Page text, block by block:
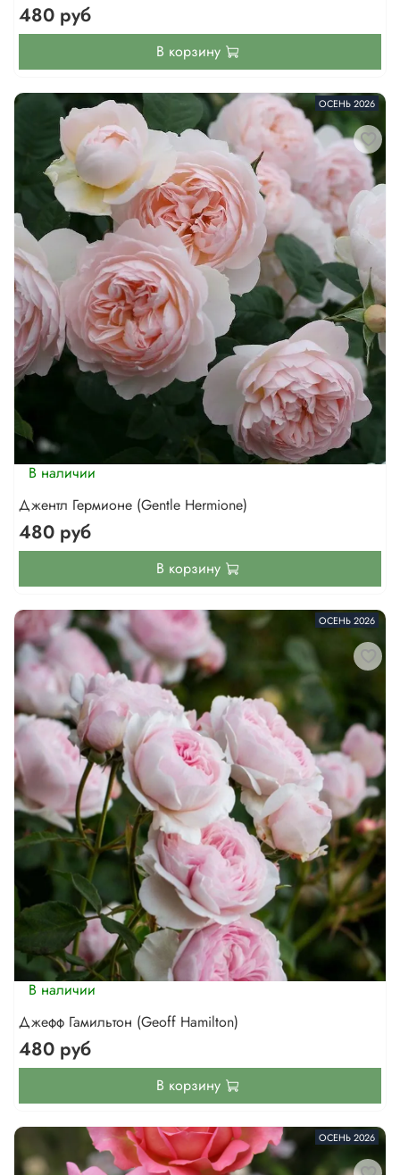
480 руб
В корзину
ОСЕНЬ 2026
В наличии
Джентл Гермионе (Gentle Hermione)
480 руб
В корзину
ОСЕНЬ 2026
В наличии
Джефф Гамильтон (Geoff Hamilton)
480 руб
В корзину
ОСЕНЬ 2026